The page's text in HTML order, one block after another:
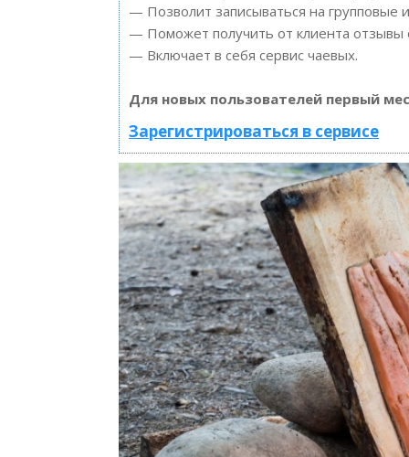
— Позволит записываться на групповые
— Поможет получить от клиента отзывы
— Включает в себя сервис чаевых.
Для новых пользователей первый
Зарегистрироваться в сервисе